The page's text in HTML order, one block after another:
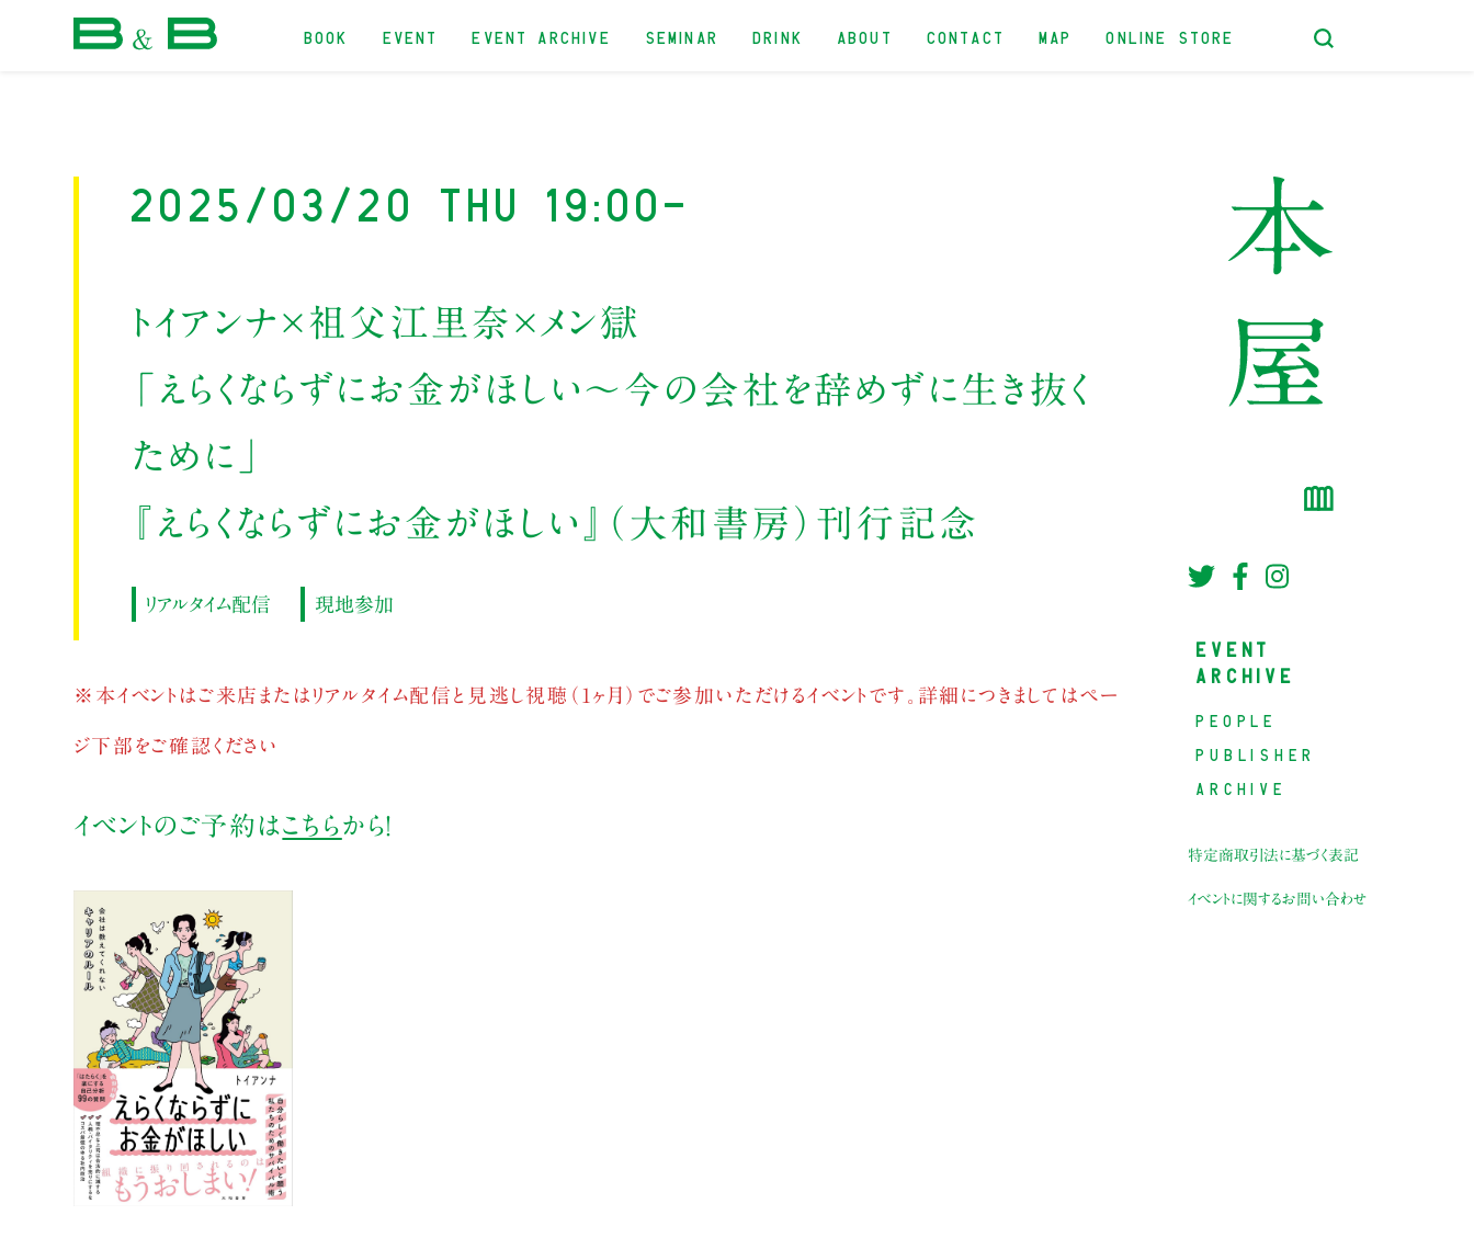
BOOK EVENT EVENT ARCHIVE SEMINAR DRINK ABOUT CONTACT MAP ONLINE STORE
2025/03/20 Thu 19:00-
トイアンナ×祖父江里奈×メン獄
「えらくならずにお金がほしい〜今の会社を辞めずに生き抜く
ために」
『えらくならずにお金がほしい』（大和書房）刊行記念
リアルタイム配信 現地参加
※本イベントはご来店またはリアルタイム配信と見逃し視聴（1ヶ月）でご参加いただけるイベントです。詳細につきましてはペー
ジ下部をご確認ください
イベントのご予約はこちらから！
EVENT
ARCHIVE
PEOPLE
PUBLISHER
ARCHIVE
特定商取引法に基づく表記
イベントに関するお問い合わせ